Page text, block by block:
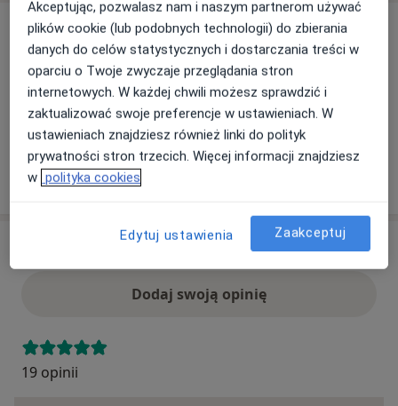
Ubezpieczenia - brak akceptowanych
Ten specjalista przyjmuje wyłącznie pacjentów
prywatnych. Możesz opłacić wizytę samodzielnie lub
znaleźć innego specjalistę, który akceptuje Twoje
ubezpieczenie.
Szukaj specjalistów według ubezpieczenia
Dodaj swoją opinię
19 opinii
Akceptując, pozwalasz nam i naszym partnerom używać
plików cookie (lub podobnych technologii) do zbierania
danych do celów statystycznych i dostarczania treści w
oparciu o Twoje zwyczaje przeglądania stron
internetowych. W każdej chwili możesz sprawdzić i
zaktualizować swoje preferencje w ustawieniach. W
ustawieniach znajdziesz również linki do polityk
prywatności stron trzecich. Więcej informacji znajdziesz
w polityka cookies
Edytuj ustawienia Zaakceptuj